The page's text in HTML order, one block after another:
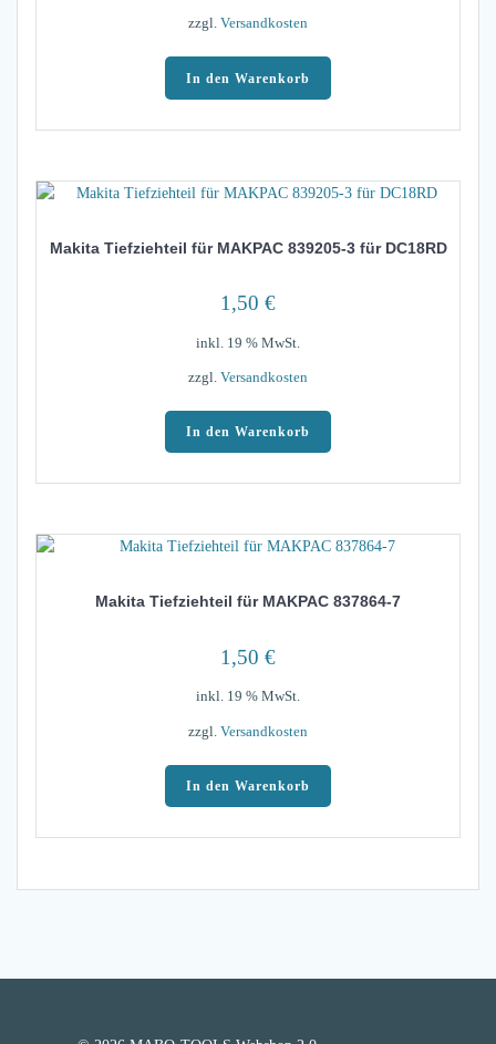
zzgl. Versandkosten
In den Warenkorb
Makita Tiefziehteil für MAKPAC 839205-3 für DC18RD
1,50 €
inkl. 19 % MwSt.
zzgl. Versandkosten
In den Warenkorb
Makita Tiefziehteil für MAKPAC 837864-7
1,50 €
inkl. 19 % MwSt.
zzgl. Versandkosten
In den Warenkorb